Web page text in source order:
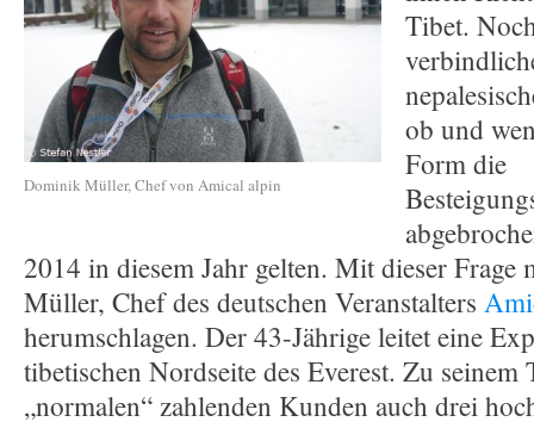
Dominik Müller, Chef von Amical alpin
Tibet.
ob und
Form die
2014 in diesem Jahr gelten. Mit dieser Frage
Müller, Chef des deutschen Veranstalters
herumschlagen. Der 43-Jährige leitet eine
tibetischen Nordseite des Everest. Zu seinem
„normalen“ zahlenden Kunden auch drei